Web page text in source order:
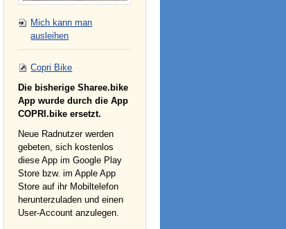
Mich kann man
ausleihen
Copri Bike
Die bisherige Sharee.bike
App wurde durch die App
COPRI.bike ersetzt.
Neue Radnutzer werden
gebeten, sich kostenlos
diese App im Google Play
Store bzw. im Apple App
Store auf ihr Mobiltelefon
herunterzuladen und einen
User-Account anzulegen.